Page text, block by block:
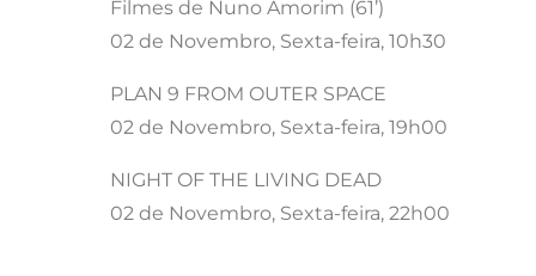
Filmes de Nuno Amorim (61’)
02 de Novembro, Sexta-feira, 10h30
PLAN 9 FROM OUTER SPACE
02 de Novembro, Sexta-feira, 19h00
NIGHT OF THE LIVING DEAD
02 de Novembro, Sexta-feira, 22h00